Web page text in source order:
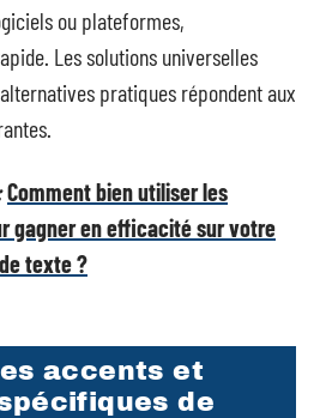
ou plateformes,
Les solutions universelles
pratiques répondent aux
Comment bien utiliser les
gagner en efficacité sur votre
texte ?
accents et
de